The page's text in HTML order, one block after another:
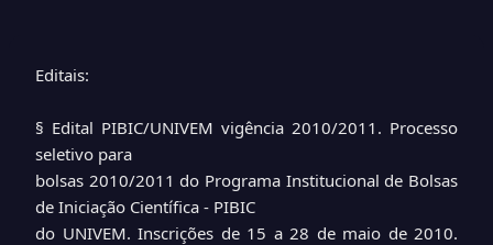
Editais:
§ Edital PIBIC/UNIVEM vigência 2010/2011. Processo
seletivo para
bolsas 2010/2011 do Programa Institucional de Bolsas
de Iniciação Científica - PIBIC
do UNIVEM. Inscrições de 15 a 28 de maio de 2010.